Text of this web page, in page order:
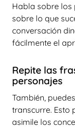
Habla sobre los
sobre lo que
conversación
fácilmente el
Repite las
personajes
También,
transcurre. Esto
asimile los